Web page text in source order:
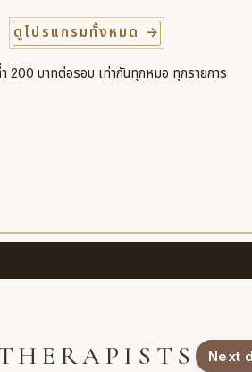
ดูโปรแกรมทั้งหมด →
200 บาทต่อรอบ เท่ากันทุกหมอ ทุกรายการ
Next